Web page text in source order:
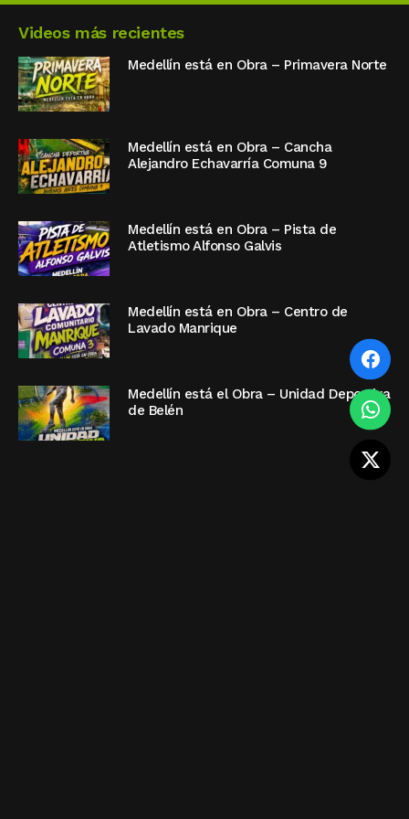
Videos más recientes
Medellín está en Obra – Primavera Norte
Medellín está en Obra – Cancha
Alejandro Echavarría Comuna 9
Medellín está en Obra – Pista de
Atletismo Alfonso Galvis
Medellín está en Obra – Centro de
Lavado Manrique
Medellín está el Obra – Unidad Deportiva
de Belén